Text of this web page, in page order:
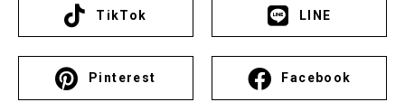
TikTok LINE
Pinterest Facebook